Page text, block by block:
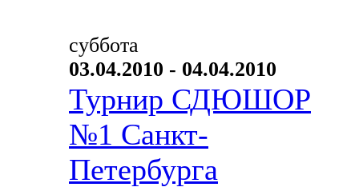
суббота
03.04.2010 - 04.04.2010
Турнир СДЮШОР
№1 Санкт-
Петербурга